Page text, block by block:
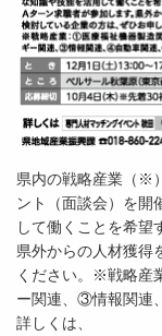
県内の戦略産業（※
ント（面談会）を開
して働くことを希望
県外からの人材獲得
ください。※戦略産
ー関連、③情報関連
詳しくは、